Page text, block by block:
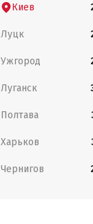
Киев
Луцк
Ужгород
Луганск
Полтава
Харьков
Чернигов